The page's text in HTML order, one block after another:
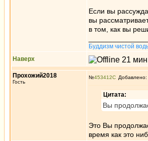
Если вы
вы
в том, как вы
Буддизм чистой
Наверх
Прохожий2018
Гость
№453412
Цитата:
Вы
Это Вы
время как это